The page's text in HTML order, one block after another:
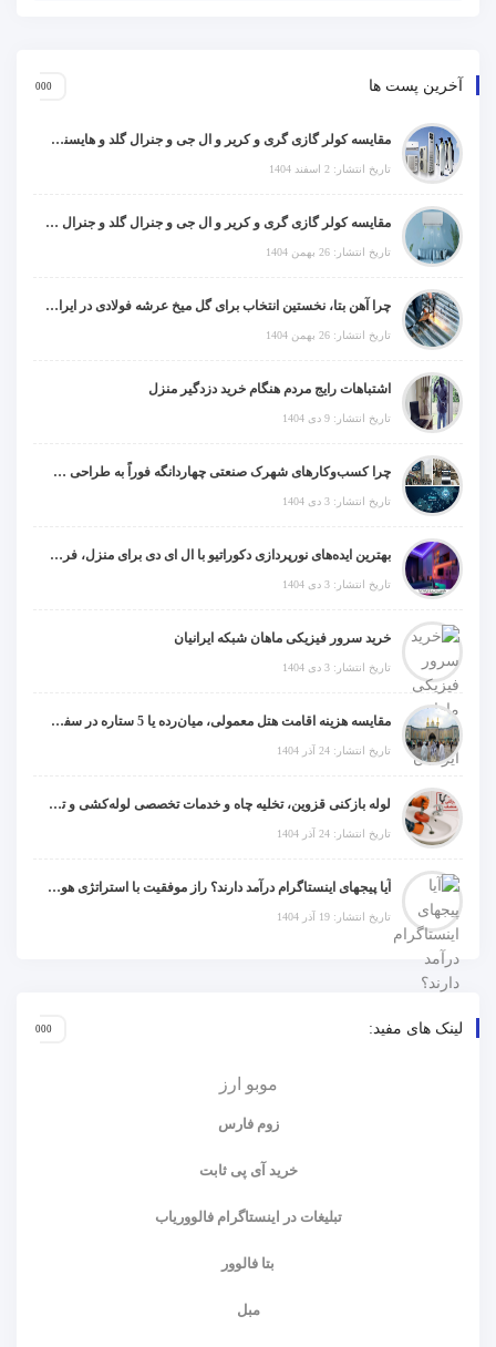
آخرین پست ها
مقایسه کولر گازی گری و کریر و ال جی و جنرال گلد و هایسنس و مدیا و اجنرال
تاریخ انتشار: 2 اسفند 1404
مقایسه کولر گازی گری و کریر و ال جی و جنرال گلد و جنرال شکار و سامسونگ و یونیوا
تاریخ انتشار: 26 بهمن 1404
چرا آهن بتا، نخستین انتخاب برای گل میخ عرشه فولادی در ایران است؟
تاریخ انتشار: 26 بهمن 1404
اشتباهات رایج مردم هنگام خرید دزدگیر منزل
تاریخ انتشار: 9 دی 1404
چرا کسب‌وکارهای شهرک صنعتی چهاردانگه فوراً به طراحی سایت نیاز دارند؟
تاریخ انتشار: 3 دی 1404
بهترین ایده‌های نورپردازی دکوراتیو با ال ای دی برای منزل، فروشگاه و دفتر کار
تاریخ انتشار: 3 دی 1404
خرید سرور فیزیکی ماهان شبکه ایرانیان
تاریخ انتشار: 3 دی 1404
مقایسه هزینه اقامت هتل معمولی، میان‌رده یا 5 ستاره در سفر زیارتی عراق
تاریخ انتشار: 24 آذر 1404
لوله بازکنی قزوین، تخلیه چاه و خدمات تخصصی لوله‌کشی و تشخیص ترکیدگی
تاریخ انتشار: 24 آذر 1404
آیا پیجهای اینستاگرام درآمد دارند؟ راز موفقیت با استراتژی هوشمندانه
تاریخ انتشار: 19 آذر 1404
لینک های مفید:
موبو ارز
زوم فارس
خرید آی پی ثابت
تبلیغات در اینستاگرام فالووریاب
بتا فالوور
مبل